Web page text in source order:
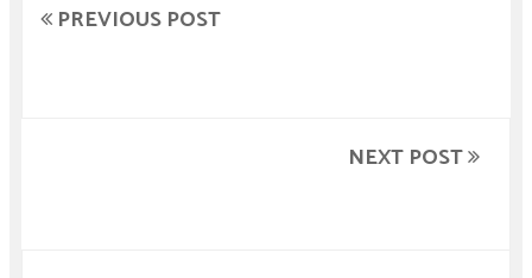
PREVIOUS POST
NEXT POST